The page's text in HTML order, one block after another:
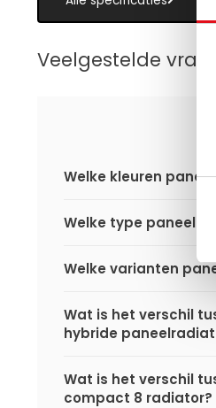
Veelgestelde
Welke kleuren
Welke type
Welke varianten
Wat is het verschil
hybride
Wat is het verschil
compact 8 radiator?